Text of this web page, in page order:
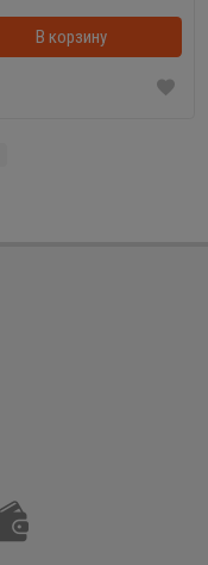
В корзинкеВ корзину